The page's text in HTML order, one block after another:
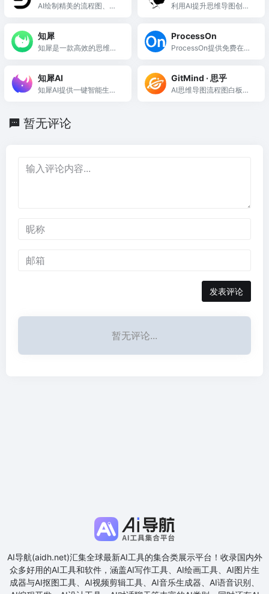
AI绘制精美的流程图、思
利用AI提升思维导图创作
知犀
知犀是一款高效的思维导
创作。
ProcessOn
ProcessOn提供免费在线
效率。
知犀AI
知犀AI提供一键智能生成
GitMind · 思乎
AI思维导图流程图白板制
暂无评论
发表评论
暂无评论...
AI导航(aidh.net)汇集全球最新AI工具的集合类展示平台！收录国内外
众多好用的AI工具和软件，涵盖AI写作工具、AI绘画工具、AI图片生
成器与AI抠图工具、AI视频剪辑工具、AI音乐生成器、AI语音识别、